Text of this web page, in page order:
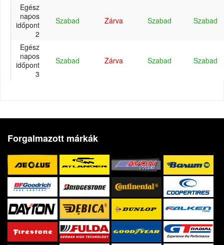
Egész
napos
időpont
2
Szabad Zárva Szabad Szabad
Egész
napos
időpont
3
Szabad Zárva Szabad Szabad
Forgalmazott márkák